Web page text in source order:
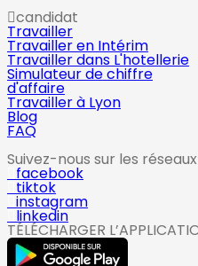
candidat
Travailler
Travailler en Intérim
Travailler dans L'hotellerie
Simulateur de chiffre
d'affaire
Travailler à Lyon
Blog
FAQ
Suivez-nous sur les
facebook
tiktok
instagram
linkedin
TÉLÉCHARGER